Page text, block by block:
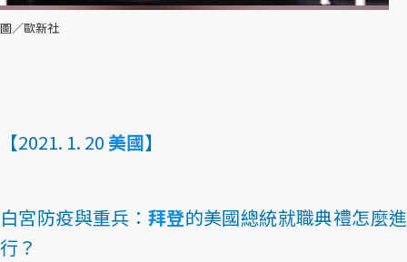
圖／歐新社
【2021. 1. 20 美國】
白宮防疫與重兵：拜登的美國總統就職典禮怎麼進
行？